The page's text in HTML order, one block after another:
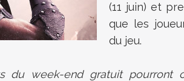
(11 juin) et
que les
du jeu.
du week-end gratuit pourront